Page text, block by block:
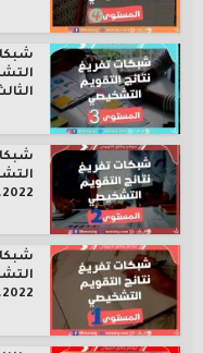
الثالث
2022...
2022...